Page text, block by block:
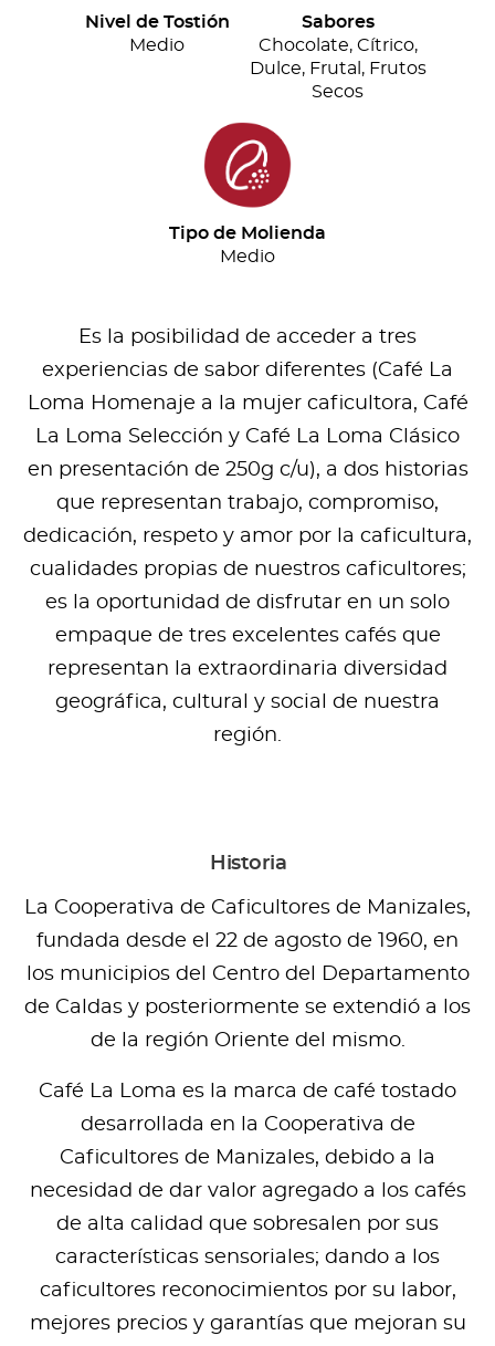
Nivel de Tostión
Medio
Sabores
Chocolate, Cítrico,
Dulce, Frutal, Frutos
Secos
Tipo de Molienda
Medio
Es la posibilidad de acceder a tres
experiencias de sabor diferentes (Café La
Loma Homenaje a la mujer caficultora, Café
La Loma Selección y Café La Loma Clásico
en presentación de 250g c/u), a dos historias
que representan trabajo, compromiso,
dedicación, respeto y amor por la caficultura,
cualidades propias de nuestros caficultores;
es la oportunidad de disfrutar en un solo
empaque de tres excelentes cafés que
representan la extraordinaria diversidad
geográfica, cultural y social de nuestra
región.
Historia
La Cooperativa de Caficultores de Manizales,
fundada desde el 22 de agosto de 1960, en
los municipios del Centro del Departamento
de Caldas y posteriormente se extendió a los
de la región Oriente del mismo.
Café La Loma es la marca de café tostado
desarrollada en la Cooperativa de
Caficultores de Manizales, debido a la
necesidad de dar valor agregado a los cafés
de alta calidad que sobresalen por sus
características sensoriales; dando a los
caficultores reconocimientos por su labor,
mejores precios y garantías que mejoran su